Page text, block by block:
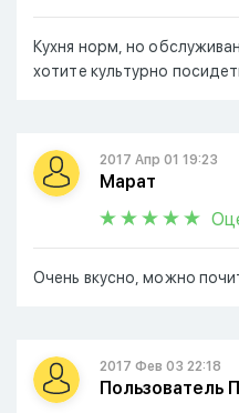
Кухня норм, но
хотите культурно
2017 Апр 01 19:23
Марат
Очень вкусно, можно
2017 Фев 03 22:18
Пользователь